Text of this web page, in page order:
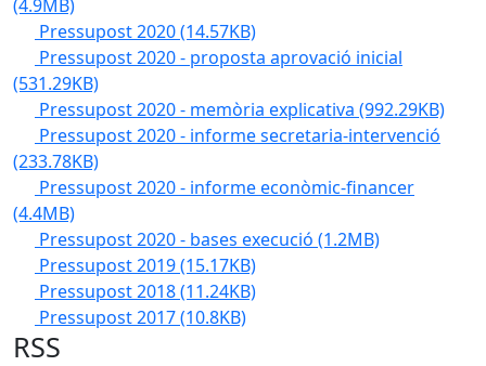
(4.9MB)
Pressupost 2020(14.57KB)
Pressupost 2020 - proposta aprovació inicial
(531.29KB)
Pressupost 2020 - memòria explicativa (992.29KB)
Pressupost 2020 - informe secretaria-intervenció
(233.78KB)
Pressupost 2020 - informe econòmic-financer
(4.4MB)
Pressupost 2020 - bases execució (1.2MB)
Pressupost 2019(15.17KB)
Pressupost 2018(11.24KB)
Pressupost 2017(10.8KB)
RSS